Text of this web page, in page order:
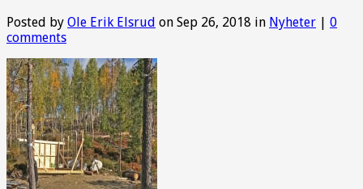
Posted by Ole Erik Elsrud on Sep 26, 2018 in Nyheter | 0
comments